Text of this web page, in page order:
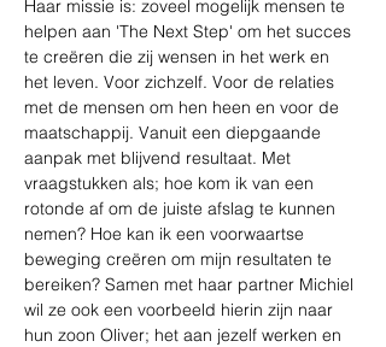
Haar missie is: zoveel mogelijk mensen te
helpen aan 'The Next Step' om het succes
te creëren die zij wensen in het werk en
het leven. Voor zichzelf. Voor de relaties
met de mensen om hen heen en voor de
maatschappij. Vanuit een diepgaande
aanpak met blijvend resultaat. Met
vraagstukken als; hoe kom ik van een
rotonde af om de juiste afslag te kunnen
nemen? Hoe kan ik een voorwaartse
beweging creëren om mijn resultaten te
bereiken? Samen met haar partner Michiel
wil ze ook een voorbeeld hierin zijn naar
hun zoon Oliver; het aan jezelf werken en